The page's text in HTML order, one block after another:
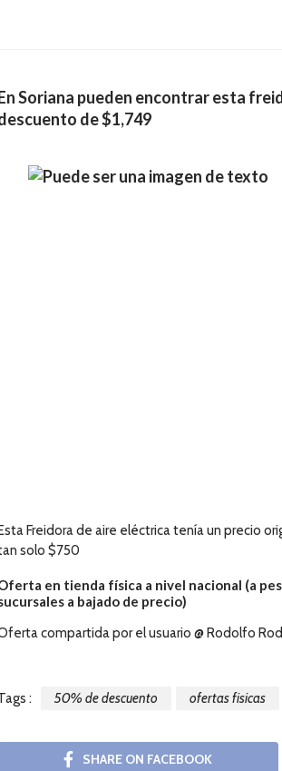
Soriana pueden encontrar esta
de $1,749
Freidora de aire eléctrica tenía un precio
solo $750
en tienda física a nivel nacional (a
a bajado de precio)
compartida por el usuario @ Rodolfo
: 50% de descuento ofertas fisicas
SHARE ON FACEBOOK